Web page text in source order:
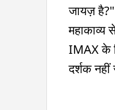
जायज़
महाकाव्य
IMAX के
दर्शक